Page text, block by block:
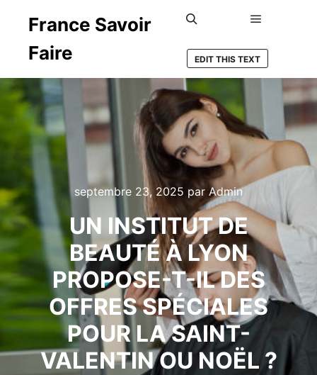
France Savoir
Faire
EDIT THIS TEXT
septembre 23, 2025 par Admin
UN INSTITUT DE
BEAUTÉ À LYON
PROPOSE-T-IL DES
OFFRES SPÉCIALES
POUR LA SAINT-
VALENTIN OU NOËL ?